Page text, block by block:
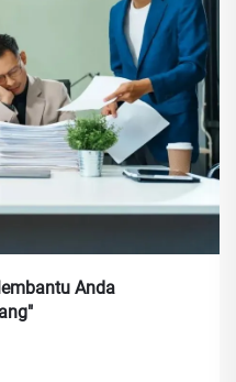
Anda